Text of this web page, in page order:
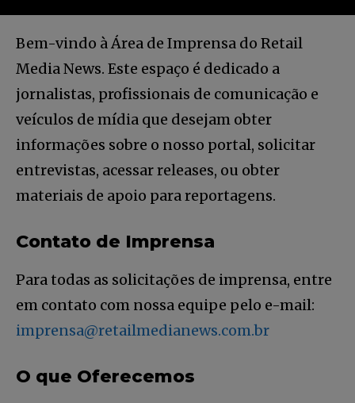
Bem-vindo à Área de Imprensa do Retail
Media News. Este espaço é dedicado a
jornalistas, profissionais de comunicação e
veículos de mídia que desejam obter
informações sobre o nosso portal, solicitar
entrevistas, acessar releases, ou obter
materiais de apoio para reportagens.
Contato de Imprensa
Para todas as solicitações de imprensa, entre
em contato com nossa equipe pelo e-mail:
imprensa@retailmedianews.com.br
O que Oferecemos